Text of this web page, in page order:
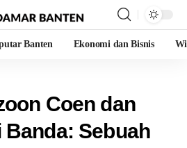
Banten Ekonomi dan Bisnis
Coen dan
Banda: Sebuah